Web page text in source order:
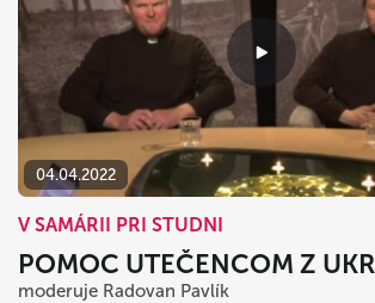
04.04.2022
V SAMÁRII PRI STUDNI
POMOC UTEČENCOM Z
moderuje Radovan Pavlík